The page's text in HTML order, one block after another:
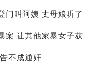
门叫阿姨 丈母娘听了
案 让其他家暴女子获
不成通奸